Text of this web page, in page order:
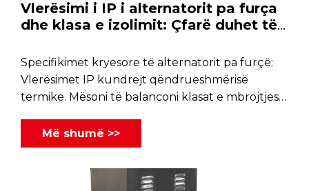
Vlerësimi i IP i alternatorit pa furça
dhe klasa e izolimit: Çfarë duhet të
Specifikimet kryesore të alternatorit pa furçë:
Vlerësimet IP kundrejt qëndrueshmërisë
termike. Mësoni të balanconi klasat e mbrojtjes
Më shumë >>